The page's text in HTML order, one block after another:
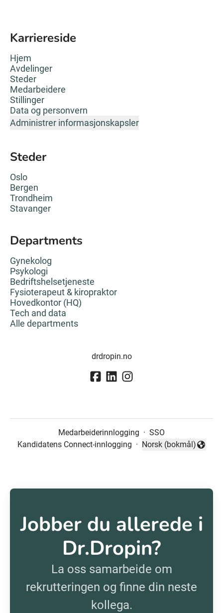
Karriereside
Hjem
Avdelinger
Steder
Medarbeidere
Stillinger
Data og personvern
Administrer informasjonskapsler
Steder
Oslo
Bergen
Trondheim
Stavanger
Departments
Gynekolog
Psykologi
Bedriftshelsetjeneste
Fysioterapeut & kiropraktor
Hovedkontor (HQ)
Tech and data
Alle departments
drdropin.no
Medarbeiderinnlogging · SSO
Kandidatens Connect-innlogging ·
Endre språk
Norsk (bokmål)
Jobber du allerede i
Dr.Dropin?
La oss samarbeide om
rekrutteringen og finne din neste
kollega.